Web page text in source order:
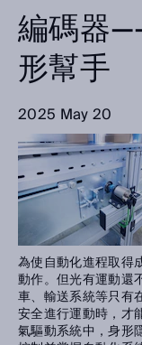
編碼器
形幫手
2025 May 20
為使自動化進程取
動作。但光有運動還
車、輸送系統等只有
安全進行運動時，才
氣驅動系統中，身形